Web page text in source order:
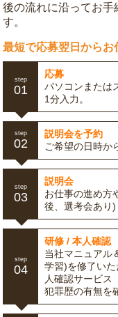
後の流れに沿ってお手
す。
最短で応募翌日からお
step
01
応募
パソコンまたは
1分入力。
step
02
説明会を予約
ご希望の日時か
step
03
説明会
お仕事の進め方
後、選考会あり)
step
04
研修 / 本人確認
当社マニュアル
学習)を修了い
人確認サービス
犯罪歴の有無を